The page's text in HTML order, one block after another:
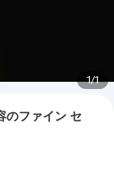
1/1
のファイン セ